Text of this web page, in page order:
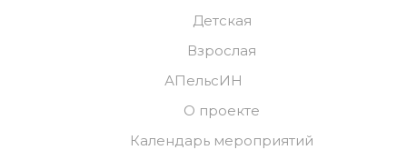
Детская
Взрослая
АПельсИН
О проекте
Календарь мероприятий